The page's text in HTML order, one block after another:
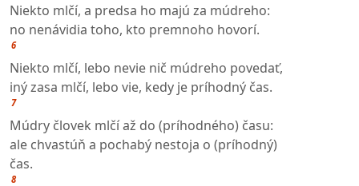
Niekto mlčí, a predsa ho majú za múdreho:
no nenávidia toho, kto premnoho hovorí.
6
Niekto mlčí, lebo nevie nič múdreho povedať,
iný zasa mlčí, lebo vie, kedy je príhodný čas.
7
Múdry človek mlčí až do (príhodného) času:
ale chvastúň a pochabý nestoja o (príhodný)
čas.
8